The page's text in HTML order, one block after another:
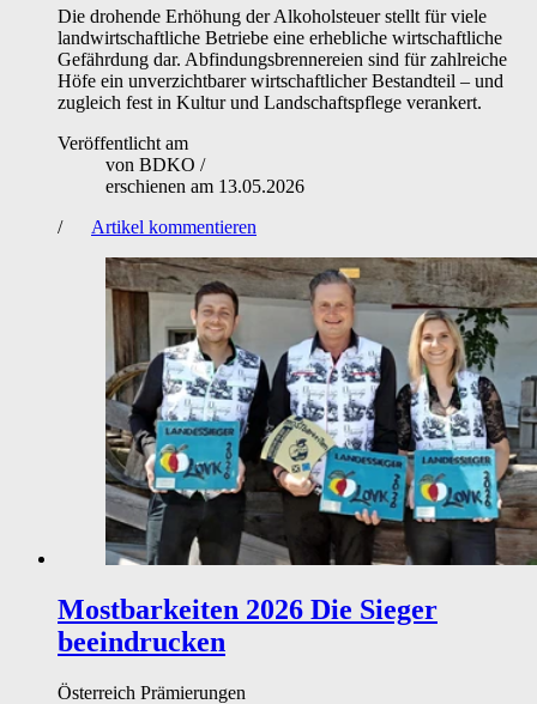
Die drohende Erhöhung der Alkoholsteuer stellt für viele
landwirtschaftliche Betriebe eine erhebliche wirtschaftliche
Gefährdung dar. Abfindungsbrennereien sind für zahlreiche
Höfe ein unverzichtbarer wirtschaftlicher Bestandteil – und
zugleich fest in Kultur und Landschaftspflege verankert.
Veröffentlicht am
von BDKO /
erschienen am 13.05.2026
/
Artikel kommentieren
Mostbarkeiten 2026 Die Sieger
beeindrucken
Österreich Prämierungen